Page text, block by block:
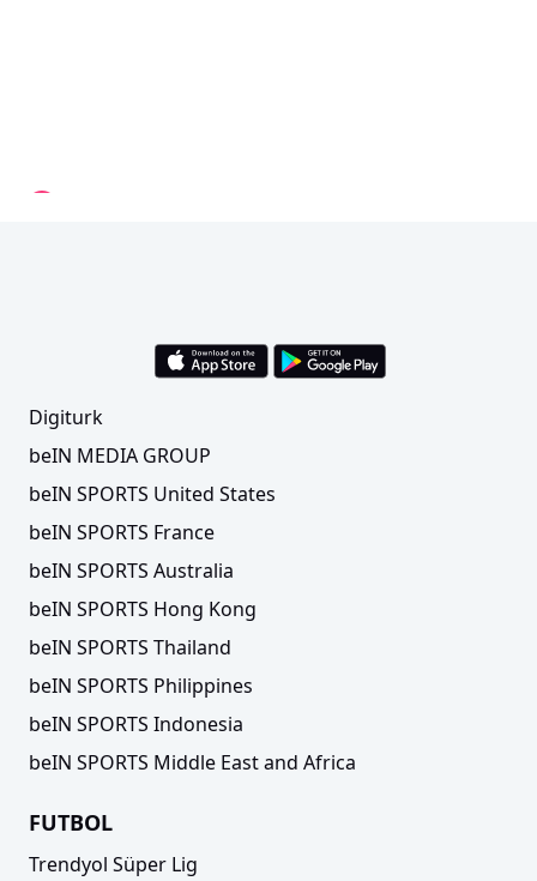
Nuri Şahin: "Gidip orada işi bitirmemiz
Digiturk
beIN MEDIA GROUP
beIN SPORTS United States
beIN SPORTS France
beIN SPORTS Australia
beIN SPORTS Hong Kong
beIN SPORTS Thailand
beIN SPORTS Philippines
beIN SPORTS Indonesia
beIN SPORTS Middle East and Africa
FUTBOL
Trendyol Süper Lig